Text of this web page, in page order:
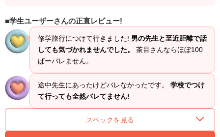
学生ユーザーさんの正直レビュー!
修学旅行につけて行きました! 男の先生と至近距離で話
しても気づかれませんでした。
茶目さんならほぼ100
ぱーバレません。
途中先生にあったけどバレなかったです。 学校でつけ
て行っても全然バレてません!
スペックを見る